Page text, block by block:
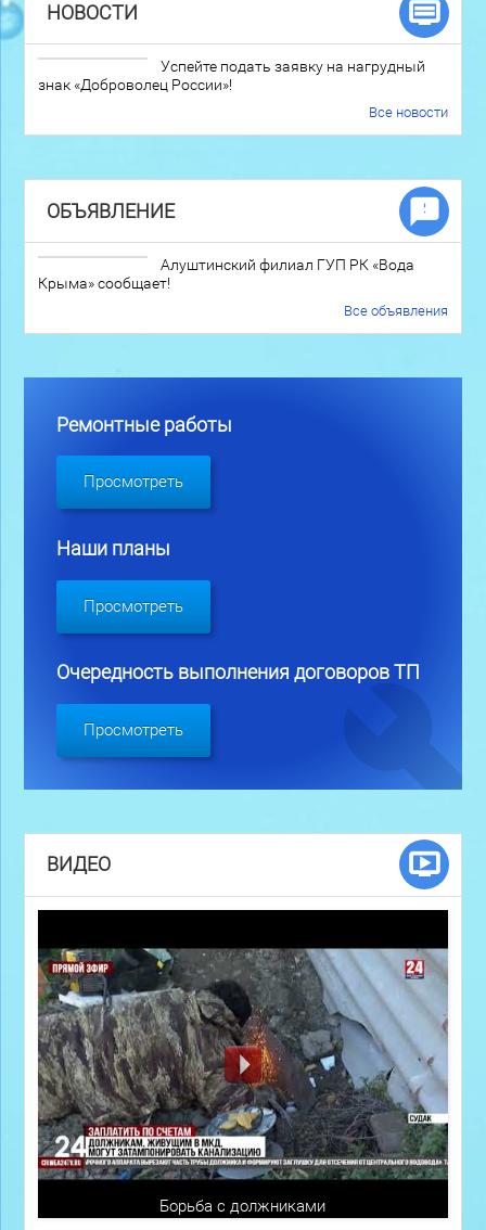
НОВОСТИ
Успейте подать заявку на нагрудный
знак «Доброволец России»!
Все новости
ОБЪЯВЛЕНИЕ
Алуштинский филиал ГУП РК «Вода
Крыма» сообщает!
Все объявления
Ремонтные работы
Просмотреть
Наши планы
Просмотреть
Очередность выполнения договоров ТП
Просмотреть
ВИДЕО
Борьба с должниками